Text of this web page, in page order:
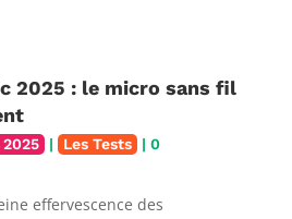
2025 : le micro sans fil
2025 | Les Tests | 0
effervescence des